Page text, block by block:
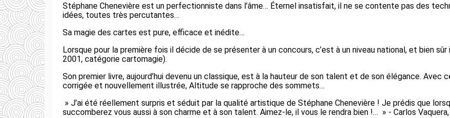
Stéphane Chenevière est un perfectionniste dans l’âme… Éternel insatisfait, il ne se contente pas des
idées, toutes très percutantes…
Sa magie des cartes est pure, efficace et inédite…
Lorsque pour la première fois il décide de se présenter à un concours, c’est à un niveau national, et bien
2001, catégorie cartomagie).
Son premier livre, aujourd’hui devenu un classique, est à la hauteur de son talent et de son élégance.
corrigée et nouvellement illustrée, Altitude se rapproche des sommets…
» J’ai été réellement surpris et séduit par la qualité artistique de Stéphane Chenevière ! Je prédis que
succomberez vous aussi à son charme et à son talent. Aimez-le, il vous le rendra bien !… » - Carlos